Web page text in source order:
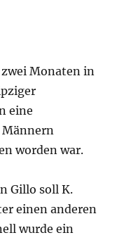
Monaten in
eine
worden war.
Gillo soll K.
einen anderen
wurde ein